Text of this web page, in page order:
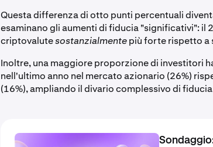
Questa differenza di otto punti percentuali
esaminano gli aumenti di fiducia "significativi": il
criptovalutesostanzialmentepiù forte rispetto a
Inoltre, una maggiore proporzione di investitori
nell'ultimo anno nel mercato azionario (26%)
(16%), ampliando il divario complessivo di